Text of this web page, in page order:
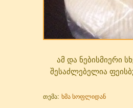
ამ და ნებისმიერი
შესაძლებელია
თემა: ხმა სოფლიდან